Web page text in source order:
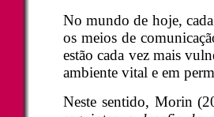
No mundo de hoje,
os meios de
estão cada vez mais
ambiente vital e em
Neste sentido, Morin